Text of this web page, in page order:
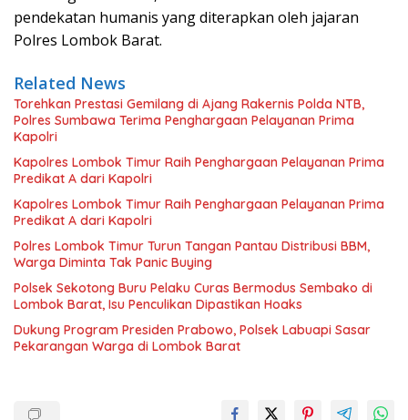
pendekatan humanis yang diterapkan oleh jajaran
Polres Lombok Barat.
Related News
Torehkan Prestasi Gemilang di Ajang Rakernis Polda NTB,
Polres Sumbawa Terima Penghargaan Pelayanan Prima
Kapolri
Kapolres Lombok Timur Raih Penghargaan Pelayanan Prima
Predikat A dari Kapolri
Kapolres Lombok Timur Raih Penghargaan Pelayanan Prima
Predikat A dari Kapolri
Polres Lombok Timur Turun Tangan Pantau Distribusi BBM,
Warga Diminta Tak Panic Buying
Polsek Sekotong Buru Pelaku Curas Bermodus Sembako di
Lombok Barat, Isu Penculikan Dipastikan Hoaks
Dukung Program Presiden Prabowo, Polsek Labuapi Sasar
Pekarangan Warga di Lombok Barat